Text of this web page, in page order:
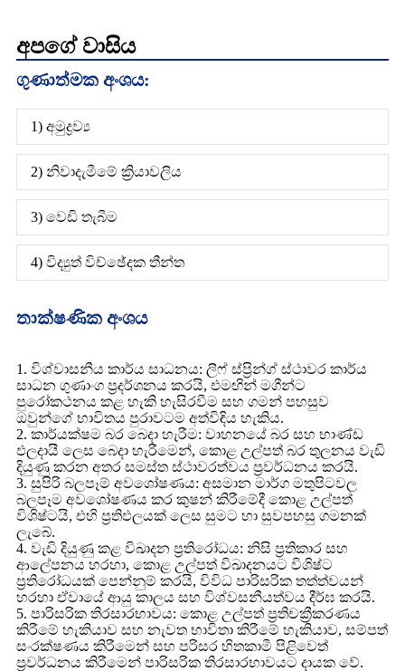
අපගේ වාසිය
ගුණාත්මක අංශය:
1) අමුද්‍රව්‍ය
2) නිවාදැමීමේ ක්‍රියාවලිය
3) වෙඩි තැබීම
4) විද්‍යුත් විච්ඡේදක තීන්ත
තාක්ෂණික අංශය
1. විශ්වාසනීය කාර්ය සාධනය: ලීෆ් ස්ප්‍රින්ග් ස්ථාවර කාර්ය
සාධන ගුණාංග ප්‍රදර්ශනය කරයි, එමඟින් මගීන්ට
පුරෝකථනය කළ හැකි හැසිරවීම සහ ගමන් පහසුව
ඔවුන්ගේ භාවිතය පුරාවටම අත්විඳිය හැකිය.
2. කාර්යක්ෂම බර බෙදා හැරීම: වාහනයේ බර සහ භාණ්ඩ
ඵලදායී ලෙස බෙදා හැරීමෙන්, කොළ උල්පත් බර තුලනය වැඩි
දියුණු කරන අතර සමස්ත ස්ථාවරත්වය ප්‍රවර්ධනය කරයි.
3. සුපිරි බලපෑම් අවශෝෂණය: අසමාන මාර්ග මතුපිටවල
බලපෑම අවශෝෂණය කර කුෂන් කිරීමේදී කොළ උල්පත්
විශිෂ්ටයි, එහි ප්‍රතිඵලයක් ලෙස සුමට හා සුවපහසු ගමනක්
ලැබේ.
4. වැඩි දියුණු කළ විඛාදන ප්‍රතිරෝධය: නිසි ප්‍රතිකාර සහ
ආලේපනය හරහා, කොළ උල්පත් විඛාදනයට විශිෂ්ට
ප්‍රතිරෝධයක් පෙන්නුම් කරයි, විවිධ පාරිසරික තත්ත්වයන්
හරහා ඒවායේ ආයු කාලය සහ විශ්වසනීයත්වය දීර්ඝ කරයි.
5. පාරිසරික තිරසාරභාවය: කොළ උල්පත් ප්‍රතිචක්‍රීකරණය
කිරීමේ හැකියාව සහ නැවත භාවිතා කිරීමේ හැකියාව, සම්පත්
සංරක්ෂණය කිරීමෙන් සහ පරිසර හිතකාමී පිළිවෙත්
ප්‍රවර්ධනය කිරීමෙන් පාරිසරික තිරසාරභාවයට දායක වේ.